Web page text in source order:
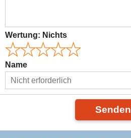
Wertung: Nichts
Name
Senden